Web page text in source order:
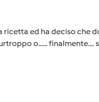
ricetta ed ha deciso che
o...... finalmente....